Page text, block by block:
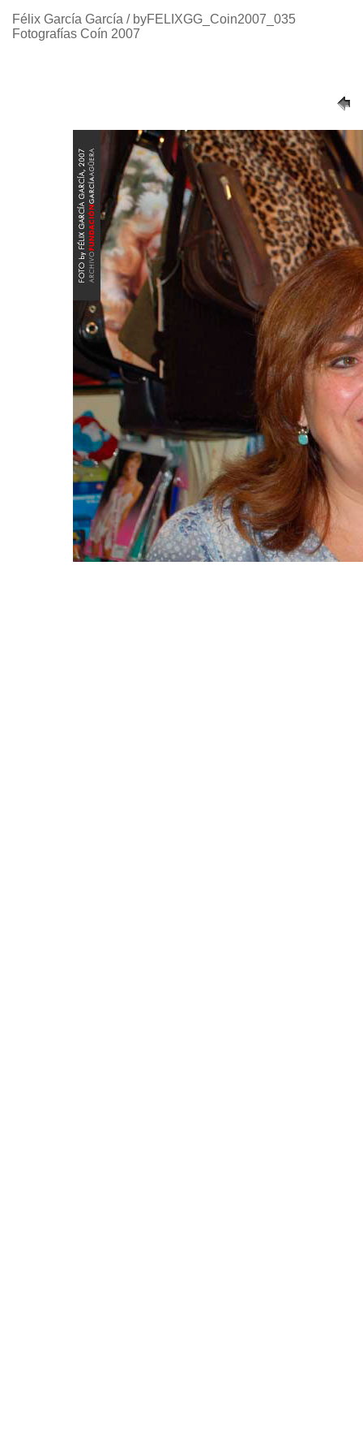
Félix García García / byFELIXGG_Coin2007_035
Fotografías Coín 2007